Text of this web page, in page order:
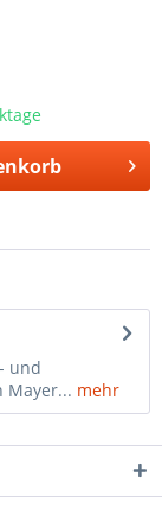
und
Mayer... mehr